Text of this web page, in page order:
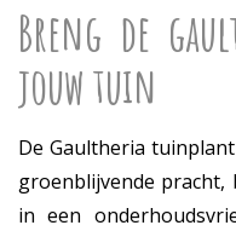
Breng de
jouw tuin
De Gaultheria
groenblijvende pracht,
in een